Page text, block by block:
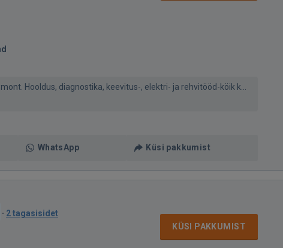
Hooldus, diagnostika, keevitus-, elektri- ja rehvitööd-köik k...
WhatsApp Küsi pakkumist
· 2 tagasisidet
KÜSI PAKKUMIST